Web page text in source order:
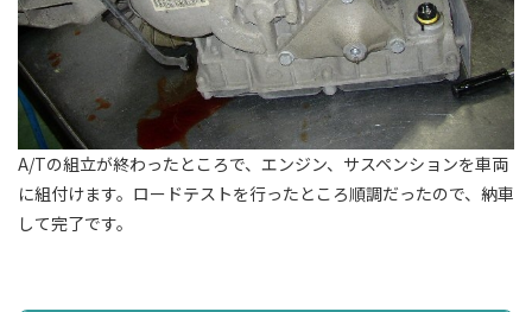
A/Tの組立が終わったところで、エンジン、サスペンションを車両
に組付けます。ロードテストを行ったところ順調だったので、納車
して完了です。